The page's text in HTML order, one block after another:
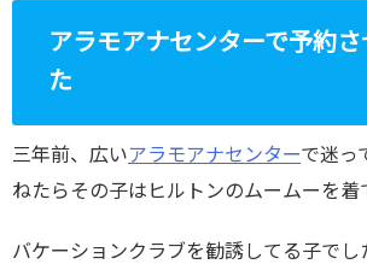
アラモアナセンターで予約
た
三年前、広いアラモアナセンターで迷っ
ねたらその子はヒルトンのムームーを着
バケーションクラブを勧誘してる子でし